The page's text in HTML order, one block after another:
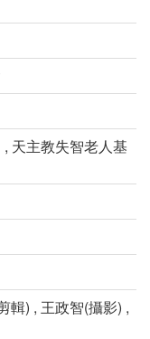
天主教失智老人基
輯) , 王政智(攝影) ,